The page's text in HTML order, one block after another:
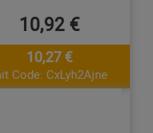
10,92 €
10,27 €
Code: CxLyh2Ajne